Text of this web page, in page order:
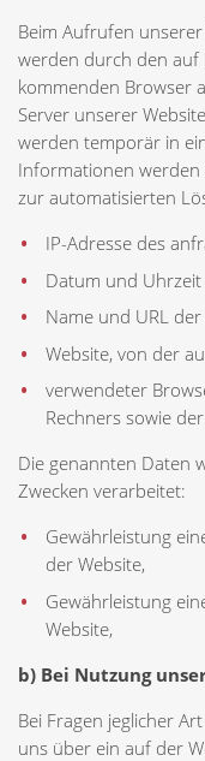
Beim Aufrufen
werden durch den auf
kommenden Browser
Server unserer
werden temporär in
Informationen
zur automatisierten
IP-Adresse des
Datum und Uhrzeit
Name und URL
Website, von der
verwendeter
Rechners sowie
Die genannten Daten
Zwecken verarbeitet:
Gewährleistung
der Website,
Gewährleistung
Website,
b) Bei Nutzung
Bei Fragen jeglicher
uns über ein auf der